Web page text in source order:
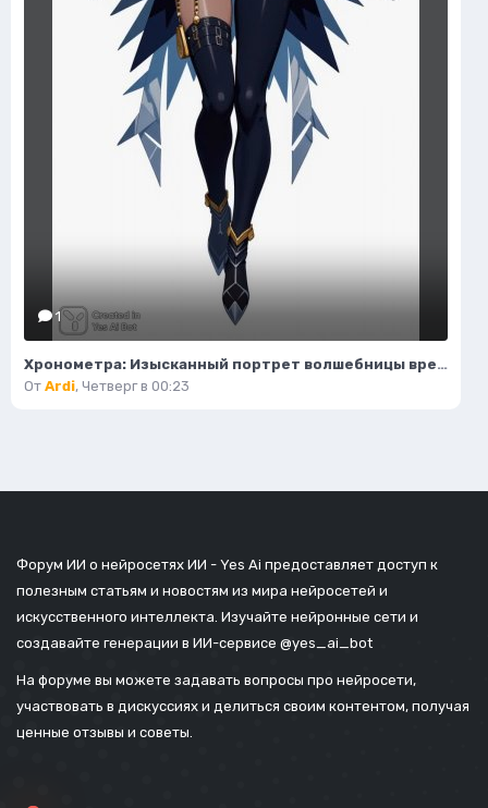
1
Хронометра: Изысканный портрет волшебницы времени и моды. Изображение из нейронной сети Flux Ai
От Ardi, Четверг в 00:23
Форум ИИ о нейросетях ИИ - Yes Ai предоставляет доступ к
полезным статьям и новостям из мира нейросетей и
искусственного интеллекта. Изучайте нейронные сети и
создавайте генерации в ИИ-сервисе @yes_ai_bot
На форуме вы можете задавать вопросы про нейросети,
участвовать в дискуссиях и делиться своим контентом, получая
ценные отзывы и советы.